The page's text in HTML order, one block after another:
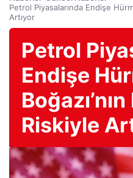
Petrol Piyasalarında Endişe
Artıyor
Petrol
Endişe
Riskiyle